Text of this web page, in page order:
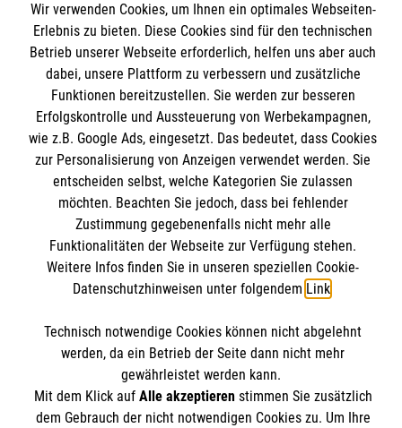
Angebote und Leistungen
Unsere Kurse
Mitwirken
Ansprechpartner
Standorte
Informationen
Kontakt
Impressum
Datenschutz
Barrierefreiheit
Medizinproduktesicherheit
Netiquette
Malteser online
Malteser bundesweit
Malteser im Bistum Mainz
Malteserorden
Malteser Jugend
Spendenkonto
Empfänger: Malteser Hilfsdienst e.V.
IBAN: DE53 3706 0193 4004 3550 11
BIC: GENODED1PAX
Soziale Netzwerke
Der Malteser Hilfsdienst e.V. ist als eingetragene
Wir verwenden Cookies, um Ihnen ein optimales Webseiten-
Erlebnis zu bieten. Diese Cookies sind für den technischen
Betrieb unserer Webseite erforderlich, helfen uns aber auch
dabei, unsere Plattform zu verbessern und zusätzliche
Funktionen bereitzustellen. Sie werden zur besseren
Erfolgskontrolle und Aussteuerung von Werbekampagnen,
wie z.B. Google Ads, eingesetzt. Das bedeutet, dass Cookies
zur Personalisierung von Anzeigen verwendet werden. Sie
entscheiden selbst, welche Kategorien Sie zulassen
möchten. Beachten Sie jedoch, dass bei fehlender
Zustimmung gegebenenfalls nicht mehr alle
Funktionalitäten der Webseite zur Verfügung stehen.
Weitere Infos finden Sie in unseren speziellen Cookie-
Datenschutzhinweisen unter folgendem Link.
Technisch notwendige Cookies können nicht abgelehnt
werden, da ein Betrieb der Seite dann nicht mehr
gewährleistet werden kann.
Mit dem Klick auf Alle akzeptierenstimmen Sie zusätzlich
dem Gebrauch der nicht notwendigen Cookies zu. Um Ihre